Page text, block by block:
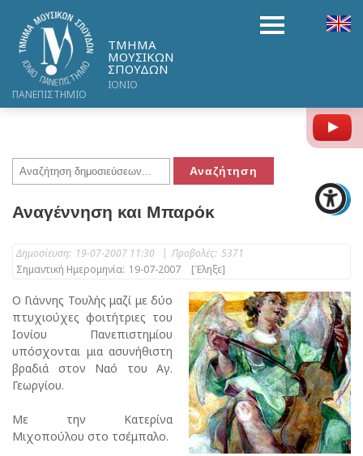
ΤΜΗΜΑ
ΜΟΥΣΙΚΩΝ
ΣΠΟΥΔΩΝ
ΙΟΝΙΟ
ΠΑΝΕΠΙΣΤΗΜΙΟ
Αναγέννηση και Μπαρόκ
Δημοσίευση: 19-07-2007 11:30 | Προβολές: 5371
Σημαντική Ημερομηνία: 19-07-2007 [Έληξε]
Ο Γιάννης Τουλής μαζί με δύο
πτυχιούχες φοιτήτριες του
Ιονίου Πανεπιστημίου
υπόσχονται μια ασυνήθιστη
βραδιά στον Ναό του Αγ.
Γεωργίου.
Με την Κατερίνα
Μιχοπούλου στο τσέμπαλο.